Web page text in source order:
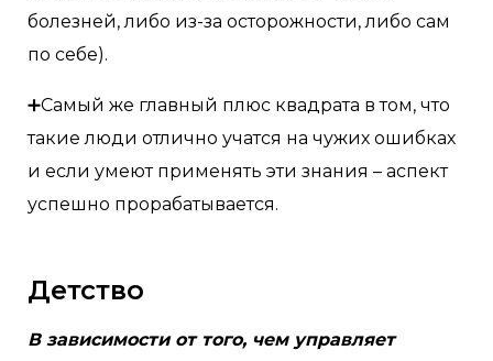
болезней, либо из-за осторожности, либо сам
по себе).
➕Самый же главный плюс квадрата в том, что
такие люди отлично учатся на чужих ошибках
и если умеют применять эти знания – аспект
успешно прорабатывается.
Детство
В зависимости от того, чем управляет